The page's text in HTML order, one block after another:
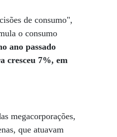
de consumo",
o consumo
ano passado
cresceu 7%, em
megacorporações,
que atuavam